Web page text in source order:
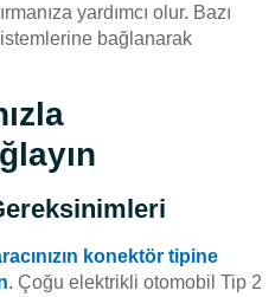
yardımcı olur. Bazı
bağlanarak
konektör tipine
. Çoğu elektrikli otomobil Tip 2